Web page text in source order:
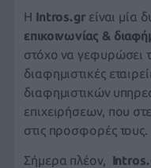
Η Intros.grείναι μία
επικοινωνίας &
στόχο να γεφυρώσει
διαφημιστικές
διαφημιστικών
επιχειρήσεων, που
στις προσφορές τους.
Σήμερα πλέον,